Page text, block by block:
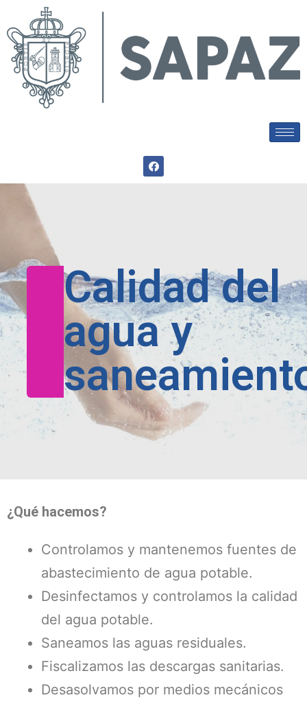
Calidad del
agua y
¿Qué hacemos?
Controlamos y mantenemos fuentes de
abastecimiento de agua potable.
Desinfectamos y controlamos la calidad
del agua potable.
Saneamos las aguas residuales.
Fiscalizamos las descargas sanitarias.
Desasolvamos por medios mecánicos